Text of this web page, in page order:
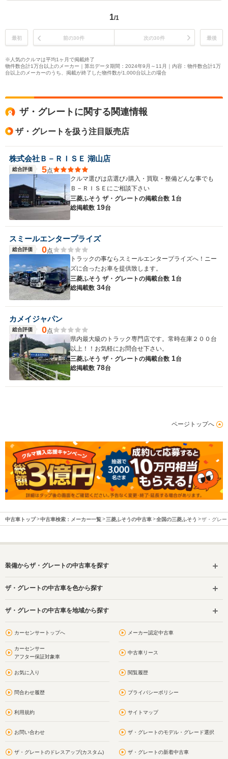
1/1
最初 前の30件 次の30件 最後
※人気のクルマは平均1ヶ月で掲載終了
物件数合計1万台以上のメーカー｜算出データ期間：2024年9月～11月｜内容：物件数合計1万
台以上のメーカーのうち、掲載が終了した物件数が1,000台以上の場合
ザ・グレートに関する関連情報
ザ・グレートを扱う注目販売店
株式会社Ｂ－ＲＩＳＥ 湖山店
総合評価 5点
クルマ選びは店選び♪購入・買取・整備どんな事でも
Ｂ－ＲＩＳＥにご相談下さい
三菱ふそう ザ・グレートの掲載台数 1台
総掲載数 19台
スミールエンタープライズ
総合評価 0点
トラックの事ならスミールエンタープライズへ！ニー
ズに合ったお車を提供致します。
三菱ふそう ザ・グレートの掲載台数 1台
総掲載数 34台
カメイジャパン
総合評価 0点
県内最大級のトラック専門店です。常時在庫２００台
以上！！お気軽にお問合せ下さい。
三菱ふそう ザ・グレートの掲載台数 1台
総掲載数 78台
ページトップへ
中古車トップ 中古車検索：メーカー一覧 三菱ふそうの中古車 全国の三菱ふそう ザ・グレ
装備からザ・グレートの中古車を探す
ザ・グレートの中古車を色から探す
ザ・グレートの中古車を地域から探す
カーセンサートップへ メーカー認定中古車
カーセンサー
アフター保証対象車
中古車リース
お気に入り 閲覧履歴
問合わせ履歴 プライバシーポリシー
利用規約 サイトマップ
お問い合わせ ザ・グレートのモデル・グレード選択
ザ・グレートのドレスアップ(カスタム) ザ・グレートの新着中古車